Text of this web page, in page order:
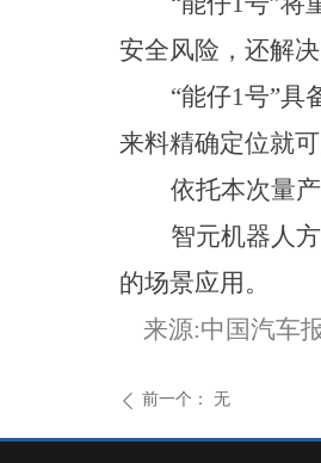
安全风险，还解
“能仔1号”
来料精确定位就可
依托本次量
智元机器人
的场景应用。
来源:中国汽车
ꄴ 前一个： 无